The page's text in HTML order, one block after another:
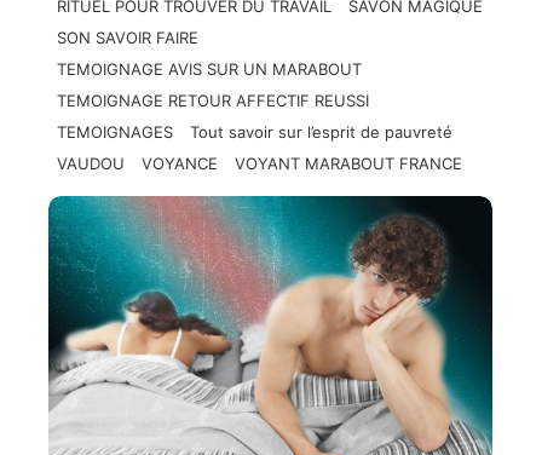
RITUEL POUR TROUVER DU TRAVAIL
SAVON MAGIQUE
SON SAVOIR FAIRE
TEMOIGNAGE AVIS SUR UN MARABOUT
TEMOIGNAGE RETOUR AFFECTIF REUSSI
TEMOIGNAGES
Tout savoir sur l’esprit de pauvreté
VAUDOU
VOYANCE VOYANT MARABOUT FRANCE